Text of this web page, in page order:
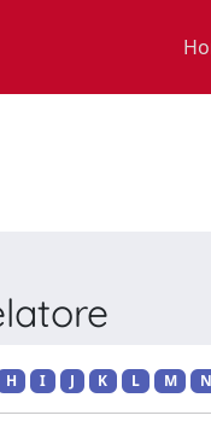
H I J K L M N